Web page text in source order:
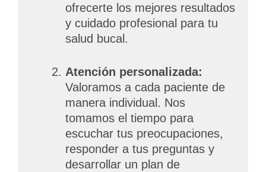
ofrecerte los mejores resultados
y cuidado profesional para tu
salud bucal.
Atención personalizada:
Valoramos a cada paciente de
manera individual. Nos
tomamos el tiempo para
escuchar tus preocupaciones,
responder a tus preguntas y
desarrollar un plan de